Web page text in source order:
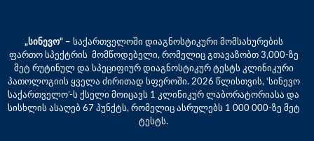
„სინევო“ – საქართველოში დიაგნოსტიკური მომსახურების
ფართო სპექტრის მომწოდებელი, რომელიც გთავაზობთ 3,000-ზე
მეტ რუტინულ და სპეციფიურ დიაგნოსტიკურ ტესტს კლინიკური
პათოლოგიის ყველა ძირითად სფეროში. 2026 წლისთვის, ‘სინევო
საქართველო’-ს ქსელი მოიცავს 1 კლინიკურ ლაბორატორიასა და
სისხლის ასაღებ 67 პუნქტს, რომელიც ასრულებს 1 000 000-ზე მეტ
ტესტს.